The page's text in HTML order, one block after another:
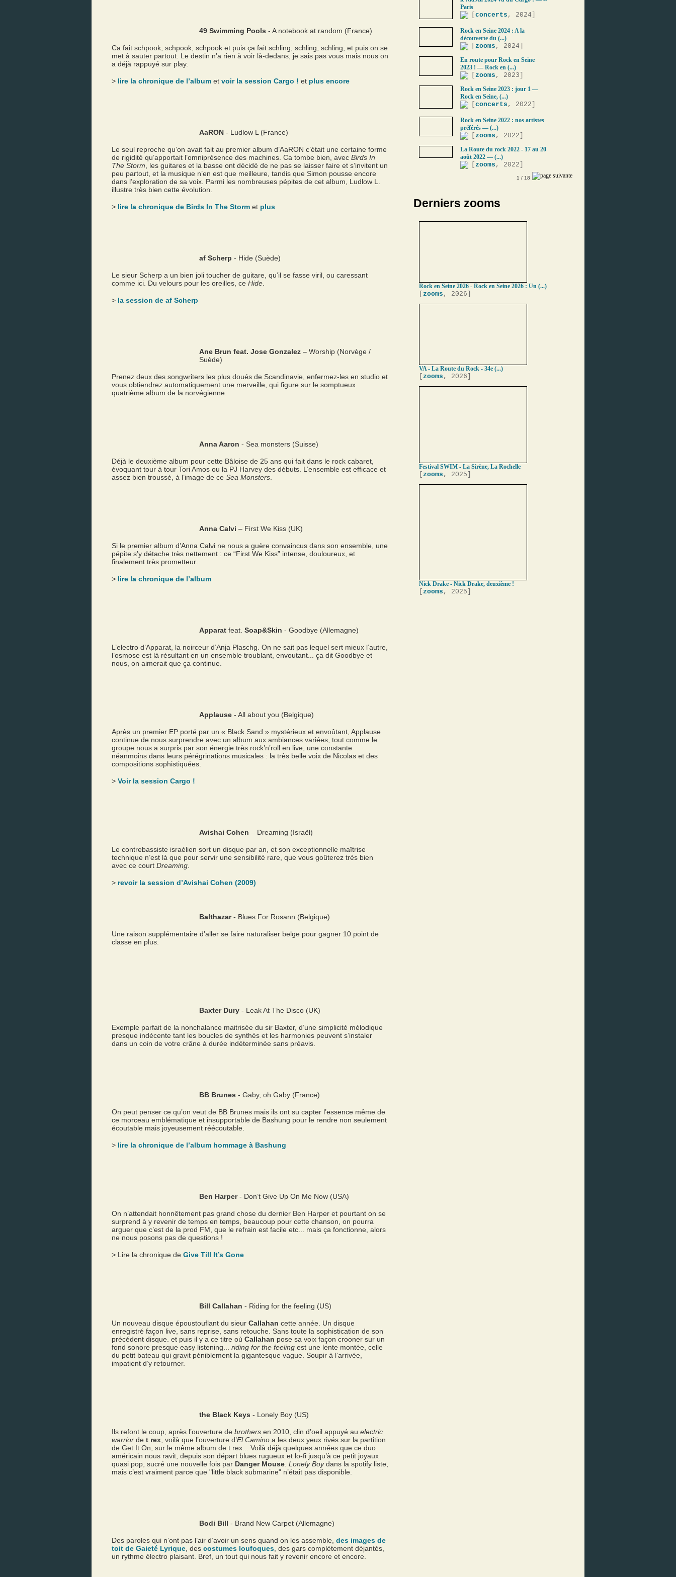
49 Swimming Pools - A notebook at random (France)
Ca fait schpook, schpook, schpook et puis ça fait schling, schling, schling, et puis on se
met à sauter partout. Le destin n’a rien à voir là-dedans, je sais pas vous mais nous on
a déjà rappuyé sur play.
> lire la chronique de l’album et voir la session Cargo ! et plus encore
AaRON - Ludlow L (France)
Le seul reproche qu’on avait fait au premier album d’AaRON c’était une certaine forme
de rigidité qu’apportait l’omniprésence des machines. Ca tombe bien, avec Birds In
The Storm , les guitares et la basse ont décidé de ne pas se laisser faire et s’invitent un
peu partout, et la musique n’en est que meilleure, tandis que Simon pousse encore
dans l’exploration de sa voix. Parmi les nombreuses pépites de cet album, Ludlow L.
illustre très bien cette évolution.
> lire la chronique de Birds In The Storm et plus
af Scherp - Hide (Suède)
Le sieur Scherp a un bien joli toucher de guitare, qu’il se fasse viril, ou caressant
comme ici. Du velours pour les oreilles, ce Hide
> la session de af Scherp
Ane Brun feat. Jose Gonzalez – Worship (Norvège /
Suède)
Prenez deux des songwriters les plus doués de Scandinavie, enfermez-les en studio et
vous obtiendrez automatiquement une merveille, qui figure sur le somptueux
quatrième album de la norvégienne.
Anna Aaron - Sea monsters (Suisse)
Déjà le deuxième album pour cette Bâloise de 25 ans qui fait dans le rock cabaret,
évoquant tour à tour Tori Amos ou la PJ Harvey des débuts. L’ensemble est efficace et
assez bien troussé, à l’image de ce Sea Monsters
Anna Calvi – First We Kiss (UK)
Si le premier album d’Anna Calvi ne nous a guère convaincus dans son ensemble, une
pépite s’y détache très nettement : ce “First We Kiss” intense, douloureux, et
finalement très prometteur.
> lire la chronique de l’album
Apparat feat. Soap&Skin - Goodbye (Allemagne)
L’electro d’Apparat, la noirceur d’Anja Plaschg. On ne sait pas lequel sert mieux l’autre,
l’osmose est là résultant en un ensemble troublant, envoutant... ça dit Goodbye et
nous, on aimerait que ça continue.
Applause - All about you (Belgique)
Après un premier EP porté par un « Black Sand » mystérieux et envoûtant, Applause
continue de nous surprendre avec un album aux ambiances variées, tout comme le
groupe nous a surpris par son énergie très rock’n’roll en live, une constante
néanmoins dans leurs pérégrinations musicales : la très belle voix de Nicolas et des
compositions sophistiquées.
> Voir la session Cargo !
Avishai Cohen – Dreaming (Israël)
Le contrebassiste israélien sort un disque par an, et son exceptionnelle maîtrise
technique n’est là que pour servir une sensibilité rare, que vous goûterez très bien
avec ce court Dreaming
> revoir la session d’Avishai Cohen (2009)
Balthazar- Blues For Rosann (Belgique)
Une raison supplémentaire d’aller se faire naturaliser belge pour gagner 10 point de
classe en plus.
Baxter Dury - Leak At The Disco (UK)
Exemple parfait de la nonchalance maitrisée du sir Baxter, d’une simplicité mélodique
presque indécente tant les boucles de synthés et les harmonies peuvent s’instaler
dans un coin de votre crâne à durée indéterminée sans préavis.
BB Brunes - Gaby, oh Gaby (France)
On peut penser ce qu’on veut de BB Brunes mais ils ont su capter l’essence même de
ce morceau emblématique et insupportable de Bashung pour le rendre non seulement
écoutable mais joyeusement réécoutable.
> lire la chronique de l’album hommage à Bashung
Ben Harper- Don’t Give Up On Me Now (USA)
On n’attendait honnêtement pas grand chose du dernier Ben Harper et pourtant on se
surprend à y revenir de temps en temps, beaucoup pour cette chanson, on pourra
arguer que c’est de la prod FM, que le refrain est facile etc... mais ça fonctionne, alors
ne nous posons pas de questions !
> Lire la chronique de Give Till It’s Gone
Bill Callahan - Riding for the feeling (US)
Un nouveau disque époustouflant du sieur Callahan cette année. Un disque
enregistré façon live, sans reprise, sans retouche. Sans toute la sophistication de son
précédent disque. et puis il y a ce titre où Callahan pose sa voix façon crooner sur un
fond sonore presque easy listening...
riding for the feeling est une lente montée, celle
du petit bateau qui gravit péniblement la gigantesque vague. Soupir à l’arrivée,
impatient d’y retourner.
the Black Keys - Lonely Boy (US)
Ils refont le coup, après l’ouverture de brothers en 2010, clin d’oeil appuyé au electric
warrior de t rex , voilà que l’ouverture d’El Camino a les deux yeux rivés sur la partition
de Get It On, sur le même album de t rex... Voilà déjà quelques années que ce duo
américain nous ravit, depuis son départ blues rugueux et lo-fi jusqu’à ce petit joyaux
quasi pop, sucré une nouvelle fois par Danger Mouse Lonely Boydans la spotify liste,
mais c’est vraiment parce que "little black submarine" n’était pas disponible.
Bodi Bill - Brand New Carpet (Allemagne)
Des paroles qui n’ont pas l’air d’avoir un sens quand on les assemble, des images de
toit de Gaieté Lyrique , des costumes loufoques , des gars complètement déjantés,
un rythme électro plaisant. Bref, un tout qui nous fait y revenir encore et encore.
Paris
concerts , 2024]
Rock en Seine 2024 : A la
découverte du (...)
zooms , 2024]
En route pour Rock en Seine
2023 ! — Rock en (...)
zooms , 2023]
Rock en Seine 2023 : jour 1 —
Rock en Seine, (...)
concerts , 2022]
Rock en Seine 2022 : nos artistes
préférés — (...)
zooms , 2022]
La Route du rock 2022 - 17 au 20
août 2022 — (...)
zooms , 2022]
1 / 18
Derniers zooms
Rock en Seine 2026 - Rock en Seine 2026 : Un (...)
zooms , 2026]
VA - La Route du Rock - 34e (...)
zooms , 2026]
Festival SWIM - La Sirène, La Rochelle
zooms , 2025]
Nick Drake - Nick Drake, deuxième !
zooms , 2025]